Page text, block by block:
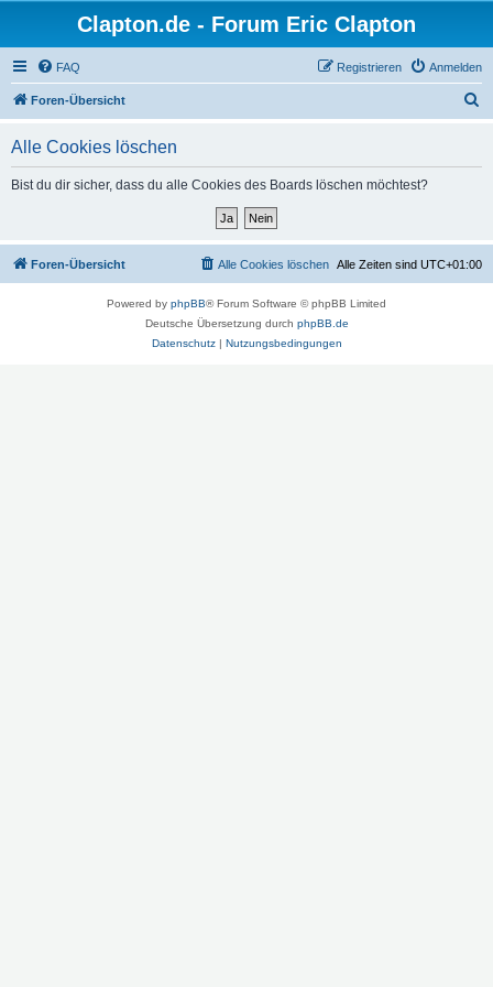
Clapton.de - Forum Eric Clapton
FAQ Anmelden
Registrieren
Foren-Übersicht
Alle Cookies löschen
Bist du dir sicher, dass du alle Cookies des Boards löschen möchtest?
Foren-Übersicht Alle Zeiten sind UTC+01:00
Alle Cookies löschen
Powered by phpBB® Forum Software © phpBB Limited
Deutsche Übersetzung durch phpBB.de
Datenschutz| Nutzungsbedingungen